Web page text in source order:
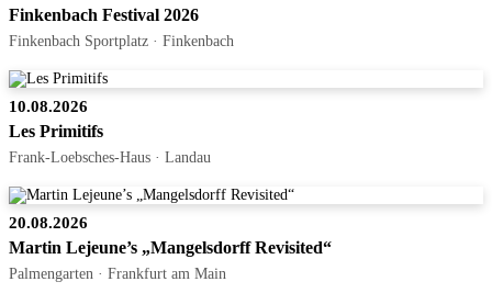
Finkenbach Festival 2026
Finkenbach Sportplatz · Finkenbach
10.08.2026
Les Primitifs
Frank-Loebsches-Haus · Landau
20.08.2026
Martin Lejeune’s „Mangelsdorff Revisited“
Palmengarten · Frankfurt am Main